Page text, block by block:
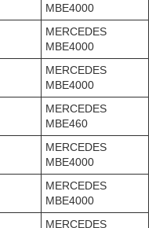
MBE4000
MERCEDES
MBE4000
MERCEDES
MBE4000
MERCEDES
MBE460
MERCEDES
MBE4000
MERCEDES
MBE4000
MERCEDES